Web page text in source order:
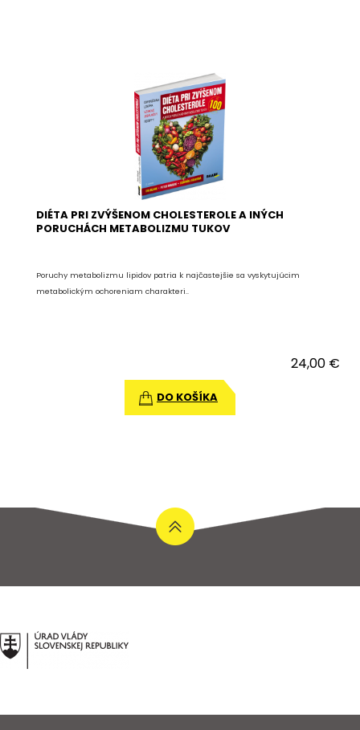
DIÉTA PRI ZVÝŠENOM CHOLESTEROLE A INÝCH
PORUCHÁCH METABOLIZMU TUKOV
Poruchy metabolizmu lipidov patria k najčastejšie sa vyskytujúcim
metabolickým ochoreniam charakteri..
24,00 €
DO KOŠÍKA